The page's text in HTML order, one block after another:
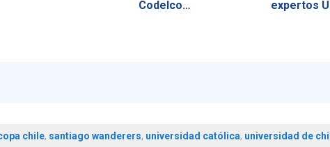
Codelco…
expertos
chile, santiago wanderers, universidad católica, universidad de